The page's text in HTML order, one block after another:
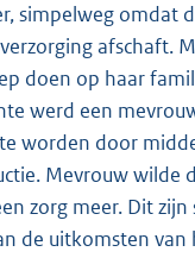
simpelweg omdat
afschaft.
doen op haar
werd een
worden door
Mevrouw wilde
zorg meer. Dit zijn
de uitkomsten van